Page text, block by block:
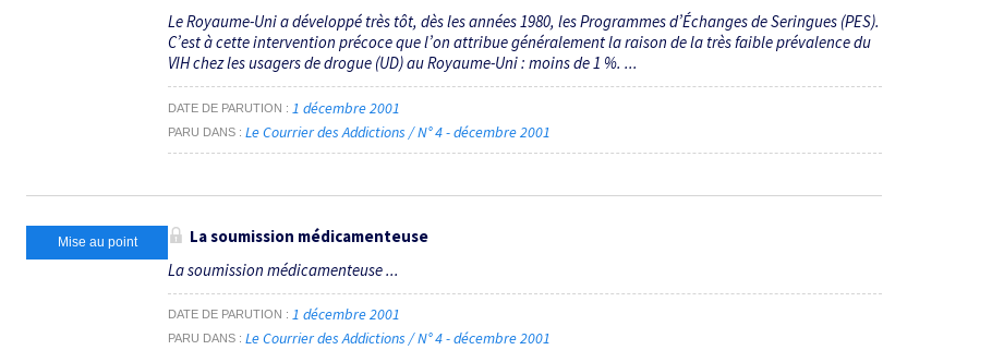
Le Royaume-Uni a développé très tôt, dès les années 1980, les Programmes d’Échanges de Seringues (PES).
C’est à cette intervention précoce que l’on attribue généralement la raison de la très faible prévalence du
VIH chez les usagers de drogue (UD) au Royaume-Uni : moins de 1 %. ...
DATE DE PARUTION 1 décembre 2001
PARU DANS Le Courrier des Addictions / N° 4 - décembre 2001
Mise au point
La soumission médicamenteuse
La soumission médicamenteuse ...
DATE DE PARUTION 1 décembre 2001
PARU DANS Le Courrier des Addictions / N° 4 - décembre 2001